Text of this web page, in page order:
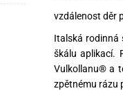
vzdálenost děr
Italská
škálu aplikací.
Vulkollanu® a
zpětnému rázu